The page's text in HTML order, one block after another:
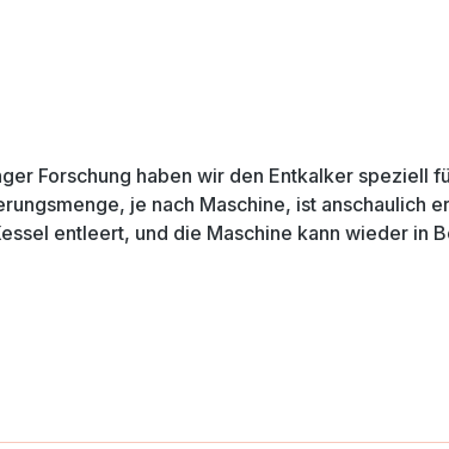
Forschung haben wir den Entkalker speziell
je nach Maschine, ist anschaulich
entleert, und die Maschine kann wieder in